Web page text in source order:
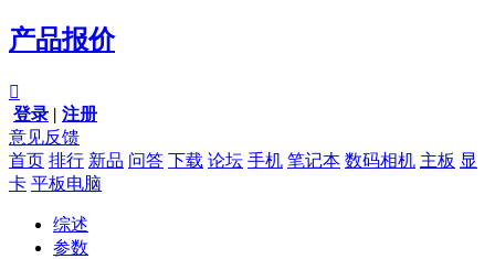
产品报价

登录 | 注册
意见反馈
首页 排行 新品 问答 下载 论坛 手机 笔记本 数码相机 主板 显
卡 平板电脑
综述
参数